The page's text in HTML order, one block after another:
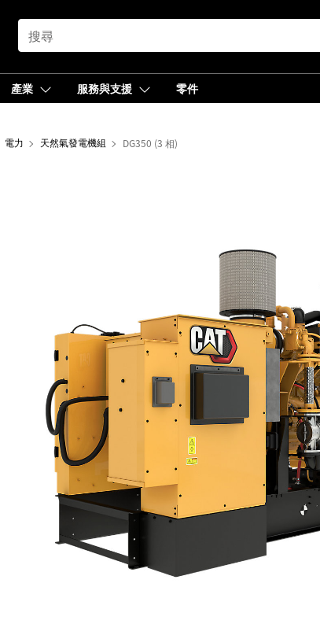
SEARCH
產業 服務與支援 零件
電力 天然氣發電機組 DG350 (3 相)